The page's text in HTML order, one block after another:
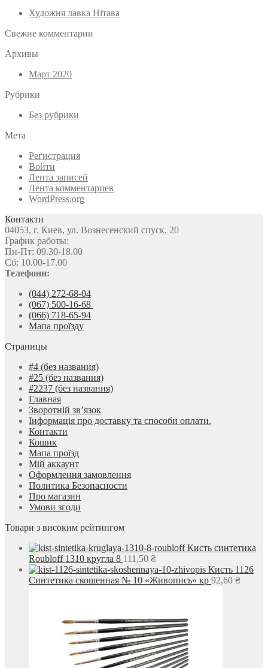
Художня лавка Нітава
Свежие комментарии
Архивы
Март 2020
Рубрики
Без рубрики
Мета
Регистрация
Войти
Лента записей
Лента комментариев
WordPress.org
Контакти
04053, г. Киев, ул. Вознесенский спуск, 20
График работы:
Пн-Пт: 09.30-18.00
Сб: 10.00-17.00
Телефони:
(044) 272-68-04
(067) 500-16-68
(066) 718-65-94
Мапа проїзду
Страницы
#4 (без названия)
#25 (без названия)
#2237 (без названия)
Главная
Зворотній зв’язок
Інформація про доставку та способи оплати.
Контакти
Кошик
Мапа проїзд
Мій аккаунт
Оформлення замовлення
Политика Безопасности
Про магазин
Умови згоди
Товари з високим рейтингом
Кисть синтетика
Roubloff 1310 кругла 8 111,50 ₴
Кисть 1126
Синтетика скошенная № 10 «Живопись» кр 92,60 ₴